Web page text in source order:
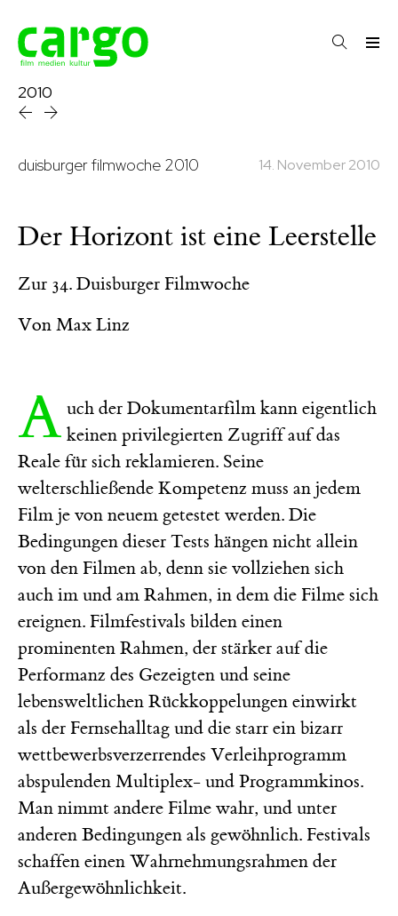
2010
duisburger filmwoche 2010 14. November 2010
Der Horizont ist eine Leerstelle
Zur 34. Duisburger Filmwoche
Von Max Linz
A uch der Dokumentarfilm kann eigentlich
keinen privilegierten Zugriff auf das
Reale für sich reklamieren. Seine
welterschließende Kompetenz muss an jedem
Film je von neuem getestet werden. Die
Bedingungen dieser Tests hängen nicht allein
von den Filmen ab, denn sie vollziehen sich
auch im und am Rahmen, in dem die Filme sich
ereignen. Filmfestivals bilden einen
prominenten Rahmen, der stärker auf die
Performanz des Gezeigten und seine
lebensweltlichen Rückkoppelungen einwirkt
als der Fernsehalltag und die starr ein bizarr
wettbewerbsverzerrendes Verleihprogramm
abspulenden Multiplex- und Programmkinos.
Man nimmt andere Filme wahr, und unter
anderen Bedingungen als gewöhnlich. Festivals
schaffen einen Wahrnehmungsrahmen der
Außergewöhnlichkeit.